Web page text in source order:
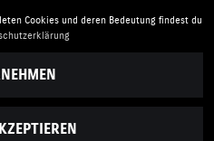
Cookies und deren Bedeutung findest du